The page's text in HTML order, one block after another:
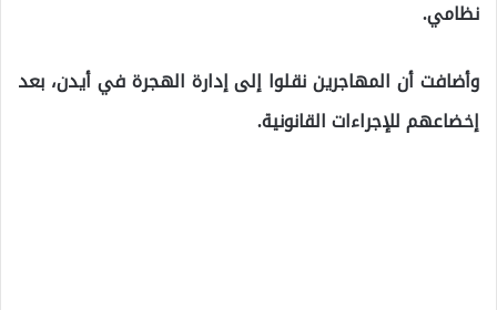
نظامي.
وأضافت أن المهاجرين نقلوا إلى إدارة الهجرة في أيدن، بعد
إخضاعهم للإجراءات القانونية.